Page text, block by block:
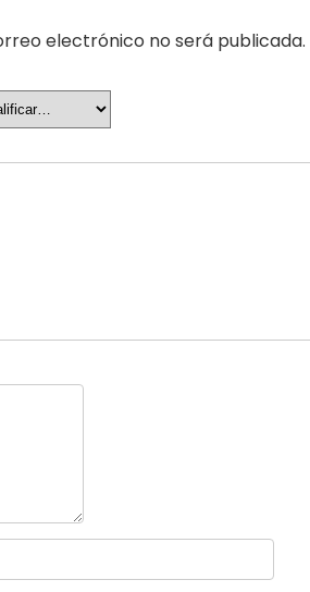
electrónico no será publicada.